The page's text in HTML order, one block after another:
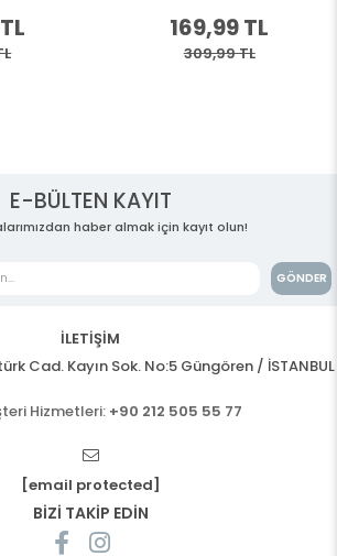
169,99 TL
309,99 TL
E-BÜLTEN KAYIT
haber almak için kayıt olun!
GÖNDER
İLETİŞİM
Cad. Kayın Sok. No:5 Güngören / İSTANBUL
Hizmetleri: +90 212 505 55 77
[email protected]
BİZİ TAKİP EDİN